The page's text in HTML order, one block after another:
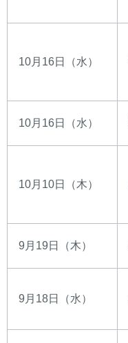
10月16日（水）
10月16日（水）
10月10日（木）
9月19日（木）
9月18日（水）